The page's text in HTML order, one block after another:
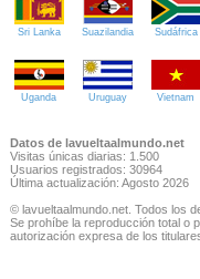
Sri Lanka Suazilandia Sudáfrica
Uganda Uruguay Vietnam
Datos de lavueltaalmundo.net
Visitas únicas diarias: 1.500
Usuarios registrados: 30964
Última actualización: Agosto 2026
© lavueltaalmundo.net. Todos los
Se prohíbe la reproducción total o
autorización expresa de los